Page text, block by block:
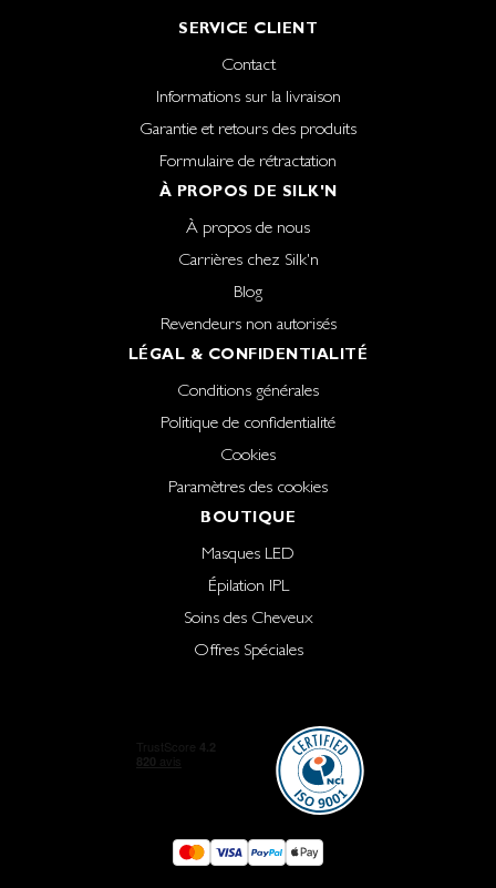
SERVICE CLIENT
Contact
Informations sur la livraison
Garantie et retours des produits
Formulaire de rétractation
À PROPOS DE SILK'N
À propos de nous
Carrières chez Silk'n
Blog
Revendeurs non autorisés
LÉGAL & CONFIDENTIALITÉ
Conditions générales
Politique de confidentialité
Cookies
Paramètres des cookies
BOUTIQUE
Masques LED
Épilation IPL
Soins des Cheveux
Offres Spéciales